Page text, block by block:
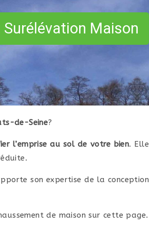
Maison
de-Seine?
l’emprise au sol de votre bien. Elle
son expertise de la conception
de maison sur cette page.